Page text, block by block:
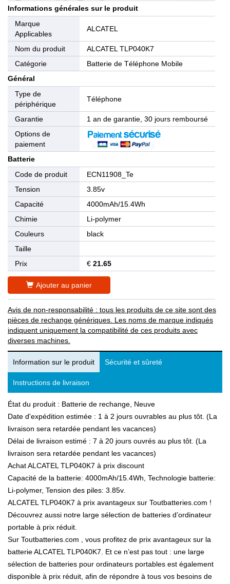
Informations générales sur le produit
Marque
Applicables
ALCATEL
Nom du produit
ALCATEL TLP040K7
Catégorie
Batterie de Téléphone Mobile
Général
Type de
périphérique
Téléphone
Garantie
1 an de garantie, 30 jours remboursé
Options de
paiement
Batterie
Code de produit
ECN11908_Te
Tension
3.85v
Capacité
4000mAh/15.4Wh
Chimie
Li-polymer
Couleurs
black
Taille
Prix
€ 21.65
Ajouter au panier
Avis de non-responsabilité : tous les produits de ce site sont des
pièces de rechange génériques. Les noms de marque indiqués
indiquent uniquement la compatibilité de ces produits avec
diverses machines.
Information sur le produit Sécurité et sûreté
Instructions de livraison
État du produit : Batterie de rechange, Neuve
Date d'expédition estimée : 1 à 2 jours ouvrables au plus tôt. (La
livraison sera retardée pendant les vacances)
Délai de livraison estimé : 7 à 20 jours ouvrés au plus tôt. (La
livraison sera retardée pendant les vacances)
Achat ALCATEL TLP040K7 à prix discount
Capacité de la batterie: 4000mAh/15.4Wh, Technologie batterie:
Li-polymer, Tension des piles: 3.85v.
ALCATEL TLP040K7 à prix avantageux sur Toutbatteries.com !
Découvrez aussi notre large sélection de batteries d’ordinateur
portable à prix réduit.
Sur Toutbatteries.com , vous profitez de prix avantageux sur la
batterie ALCATEL TLP040K7. Et ce n’est pas tout : une large
sélection de batteries pour ordinateurs portables est également
disponible à prix réduit, afin de répondre à tous vos besoins de